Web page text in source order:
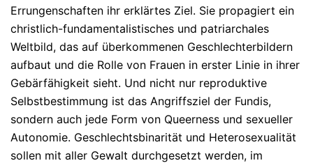
Errungenschaften ihr erklärtes Ziel. Sie propagiert ein
christlich-fundamentalistisches und patriarchales
Weltbild, das auf überkommenen Geschlechterbildern
aufbaut und die Rolle von Frauen in erster Linie in ihrer
Gebärfähigkeit sieht. Und nicht nur reproduktive
Selbstbestimmung ist das Angriffsziel der Fundis,
sondern auch jede Form von Queerness und sexueller
Autonomie. Geschlechtsbinarität und Heterosexualität
sollen mit aller Gewalt durchgesetzt werden, im